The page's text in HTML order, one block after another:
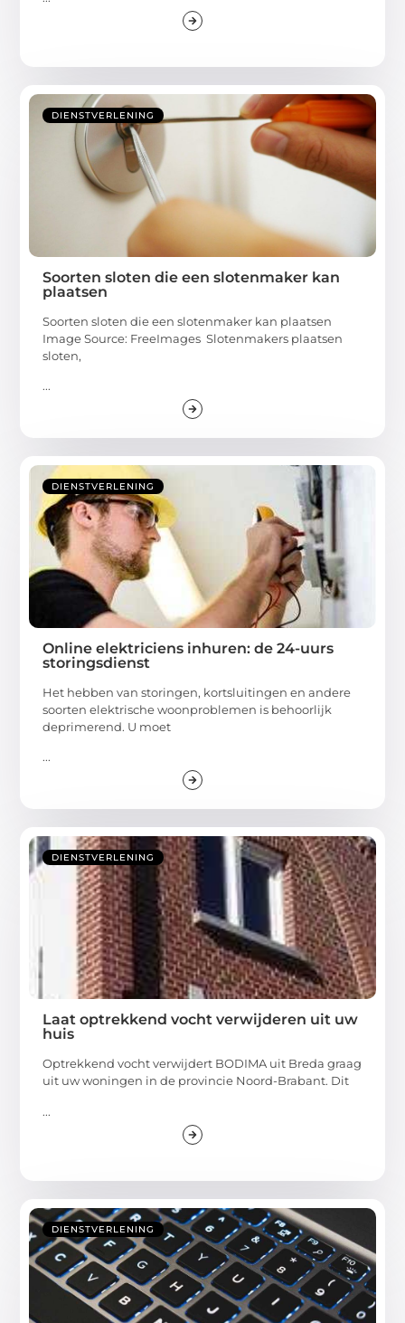
DIENSTVERLENING
Soorten sloten die een slotenmaker kan
plaatsen
Soorten sloten die een slotenmaker kan plaatsen
Image Source: FreeImages ‍ Slotenmakers plaatsen
sloten,
...
DIENSTVERLENING
Online elektriciens inhuren: de 24-uurs
storingsdienst
Het hebben van storingen, kortsluitingen en andere
soorten elektrische woonproblemen is behoorlijk
deprimerend. U moet
...
DIENSTVERLENING
Laat optrekkend vocht verwijderen uit uw
huis
Optrekkend vocht verwijdert BODIMA uit Breda graag
uit uw woningen in de provincie Noord-Brabant. Dit
...
DIENSTVERLENING